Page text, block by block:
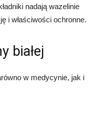
nadają wazelinie
i właściwości ochronne.
białej
w medycynie, jak i